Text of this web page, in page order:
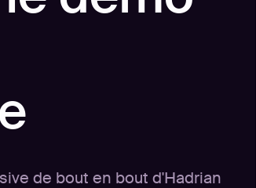
de bout en bout d'Hadrian